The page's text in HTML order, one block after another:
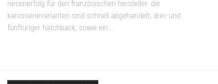
riesenerfolg für den französischen hersteller. die
karosserievarianten sind schnell abgehandelt, drei- und
fünftüriger hatchback, sowie ein...